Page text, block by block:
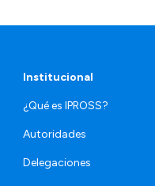
Institucional
¿Qué es IPROSS?
Autoridades
Delegaciones